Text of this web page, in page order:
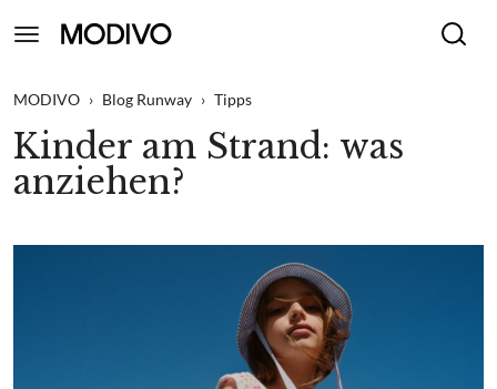
MODIVO › Blog Runway › Tipps
Kinder am Strand: was
anziehen?